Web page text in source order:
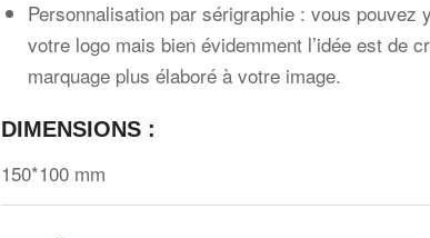
Personnalisation par sérigraphie : vous pouvez
votre logo mais bien évidemment l’idée est de
marquage plus élaboré à votre image.
DIMENSIONS :
150*100 mm